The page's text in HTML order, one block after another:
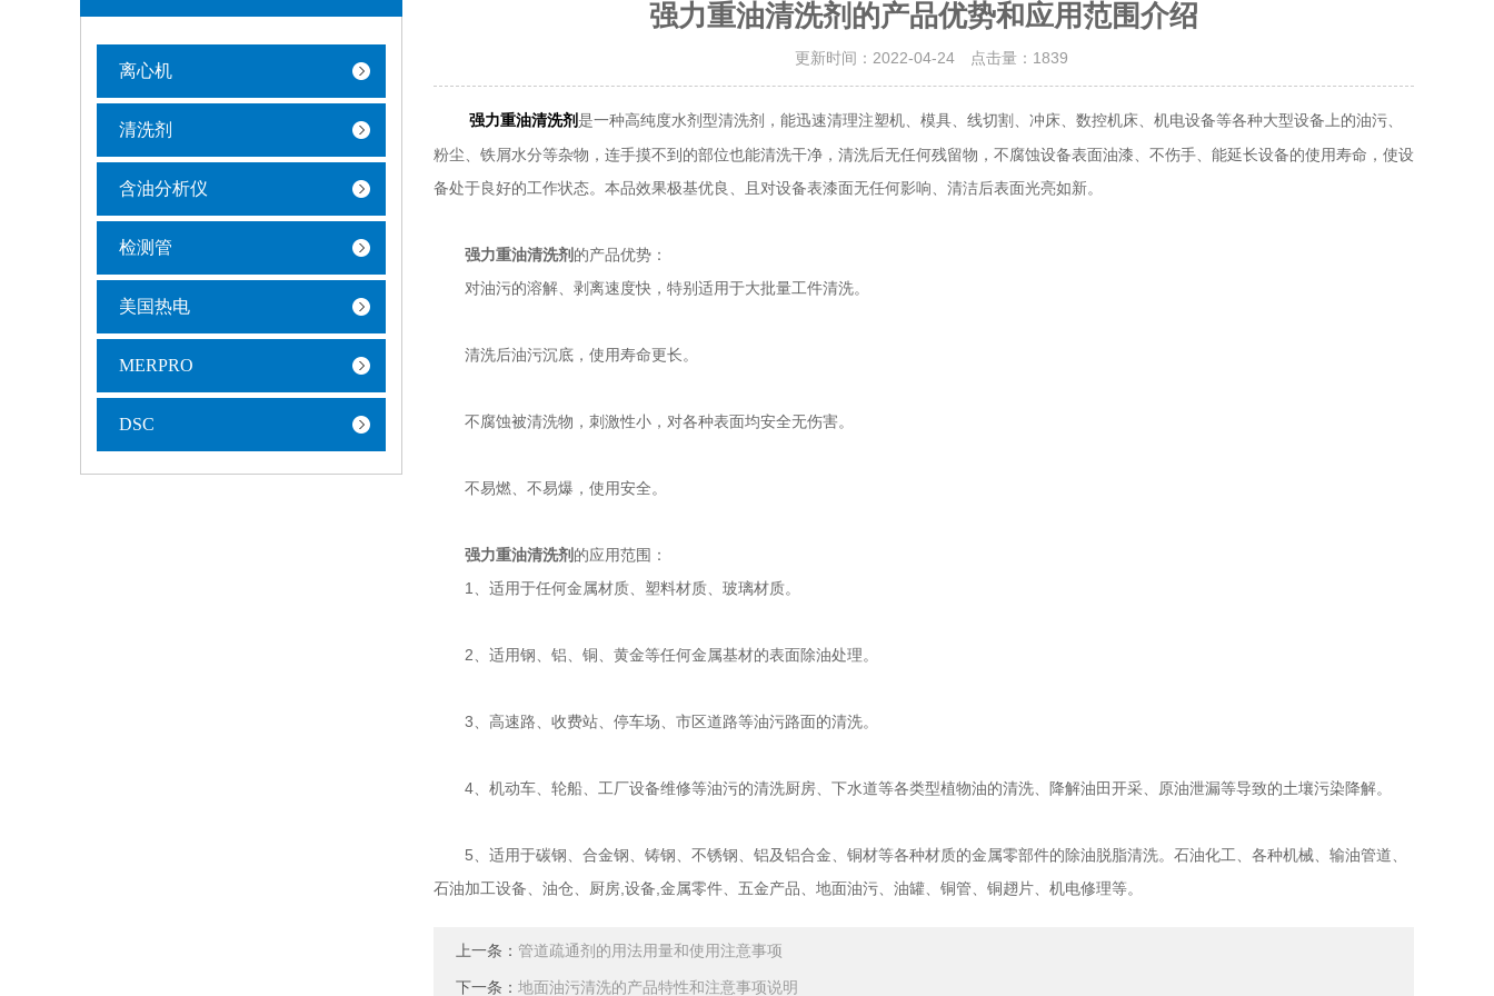
离心机
清洗剂
含油分析仪
检测管
美国热电
MERPRO
DSC
强力重油清洗剂的产品优势和应用范围介绍
更新时间：2022-04-24 点击量： 1839
强力重油清洗剂 是一种高纯度水剂型清洗剂，能迅速清理注塑机、模具、线切割、冲床、数控机床、机电设备等各种大型设备上的油污、
粉尘、铁屑水分等杂物，连手摸不到的部位也能清洗干净，清洗后无任何残留物，不腐蚀设备表面油漆、不伤手、能延长设备的使用寿命，使设
备处于良好的工作状态。本品效果极基优良、且对设备表漆面无任何影响、清洁后表面光亮如新。
强力重油清洗剂 的产品优势：
对油污的溶解、剥离速度快，特别适用于大批量工件清洗。
清洗后油污沉底，使用寿命更长。
不腐蚀被清洗物，刺激性小，对各种表面均安全无伤害。
不易燃、不易爆，使用安全。
强力重油清洗剂 的应用范围：
1、适用于任何金属材质、塑料材质、玻璃材质。
2、适用钢、铝、铜、黄金等任何金属基材的表面除油处理。
3、高速路、收费站、停车场、市区道路等油污路面的清洗。
4、机动车、轮船、工厂设备维修等油污的清洗厨房、下水道等各类型植物油的清洗、降解油田开采、原油泄漏等导致的土壤污染降解。
5、适用于碳钢、合金钢、铸钢、不锈钢、铝及铝合金、铜材等各种材质的金属零部件的除油脱脂清洗。石油化工、各种机械、输油管道、
石油加工设备、油仓、厨房,设备,金属零件、五金产品、地面油污、油罐、铜管、铜趐片、机电修理等。
上一条： 管道疏通剂的用法用量和使用注意事项
下一条： 地面油污清洗的产品特性和注意事项说明